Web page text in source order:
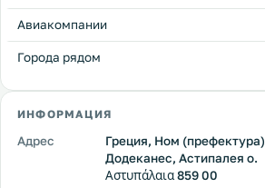
Авиакомпании
Города рядом
ИНФОРМАЦИЯ
Адрес
Греция, Ном (префектура)
Додеканес, Астипалея о.
Αστυπάλαια 859 00